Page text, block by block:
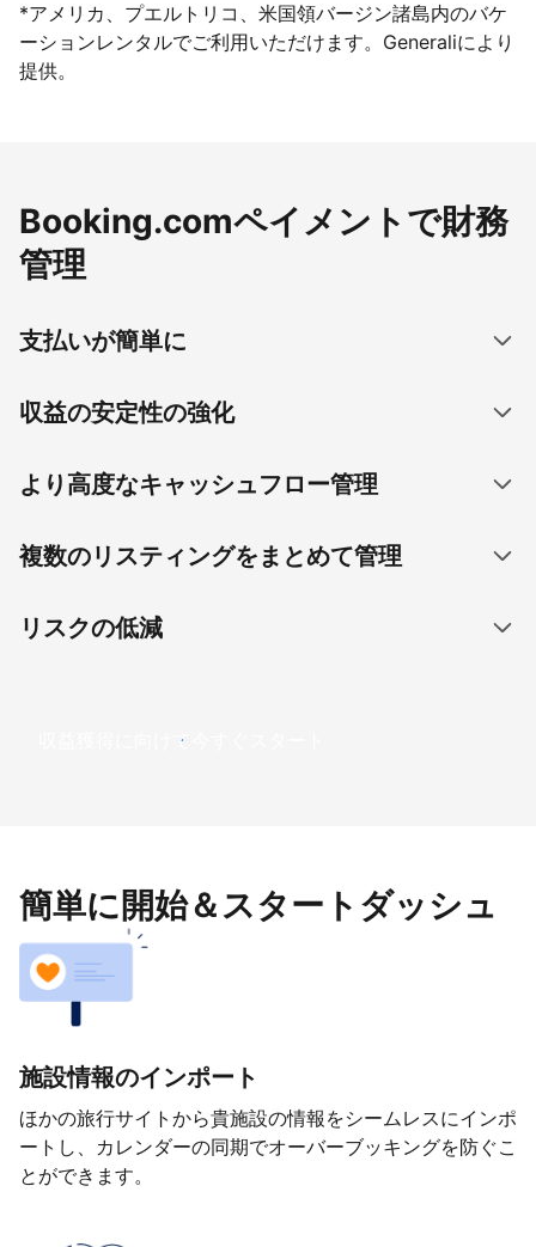
*アメリカ、プエルトリコ、米国領バージン諸島内のバケ
ーションレンタルでご利用いただけます。Generaliにより
提供。
Booking.comペイメントで財務
管理
支払いが簡単に
収益の安定性の強化
より高度なキャッシュフロー管理
複数のリスティングをまとめて管理
リスクの低減
収益獲得に向けて今すぐスタート
簡単に開始＆スタートダッシュ
施設情報のインポート
ほかの旅行サイトから貴施設の情報をシームレスにインポ
ートし、カレンダーの同期でオーバーブッキングを防ぐこ
とができます。